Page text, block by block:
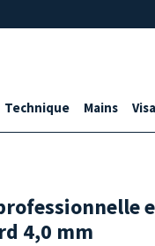
Technique Mains
4,0 mm